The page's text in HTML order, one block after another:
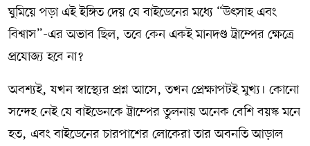
ঘুমিয়ে পড়া এই ইঙ্গিত দেয় যে বাইডেনের মধ্যে “উৎসাহ এবং
বিশ্বাস”-এর অভাব ছিল, তবে কেন একই মানদণ্ড ট্রাম্পের ক্ষেত্রে
প্রযোজ্য হবে না?
অবশ্যই, যখন স্বাস্থ্যের প্রশ্ন আসে, তখন প্রেক্ষাপটই মুখ্য। কোনো
সন্দেহ নেই যে বাইডেনকে ট্রাম্পের তুলনায় অনেক বেশি বয়স্ক মনে
হত, এবং বাইডেনের চারপাশের লোকেরা তার অবনতি আড়াল